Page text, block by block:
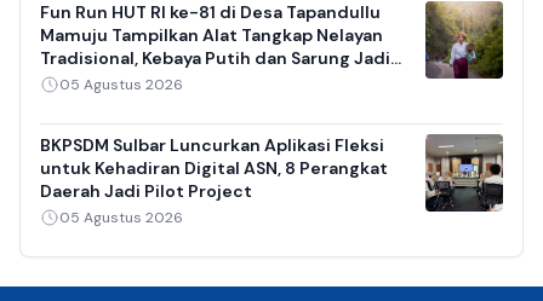
Fun Run HUT RI ke-81 di Desa Tapandullu
Mamuju Tampilkan Alat Tangkap Nelayan
Tradisional, Kebaya Putih dan Sarung Jadi
Daya Tarik
05 Agustus 2026
BKPSDM Sulbar Luncurkan Aplikasi Fleksi
untuk Kehadiran Digital ASN, 8 Perangkat
Daerah Jadi Pilot Project
05 Agustus 2026